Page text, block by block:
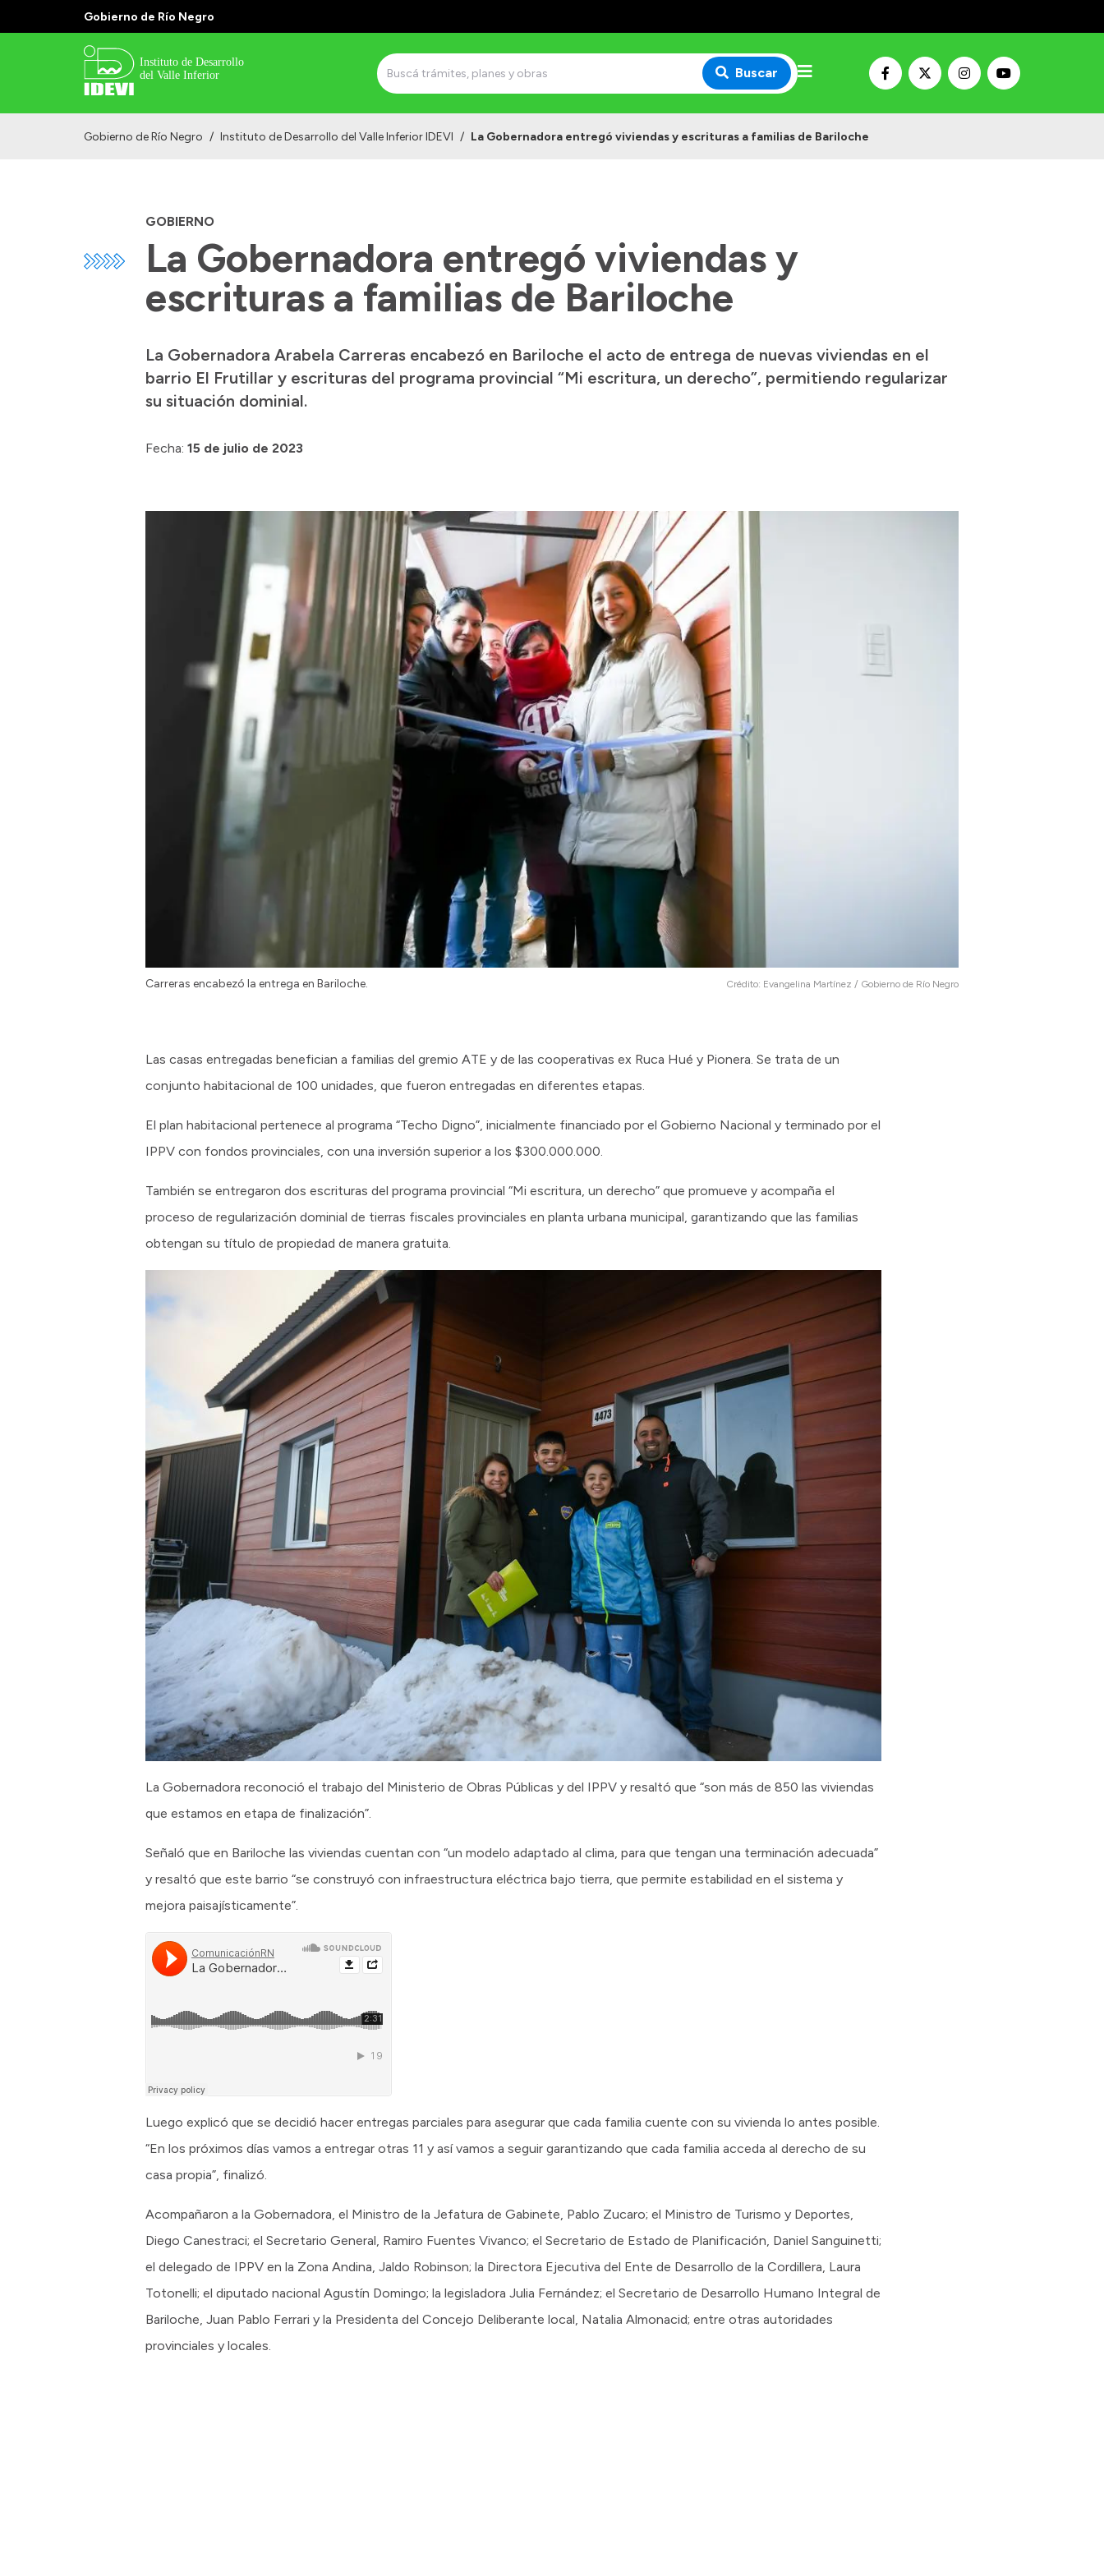
Gobierno de Río Negro
Buscar
Gobierno de Río Negro / Instituto de Desarrollo del Valle Inferior IDEVI / La Gobernadora entregó viviendas y escrituras a familias de Bariloche
GOBIERNO
La Gobernadora entregó viviendas y
escrituras a familias de Bariloche
La Gobernadora Arabela Carreras encabezó en Bariloche el acto de entrega de nuevas viviendas en el
barrio El Frutillar y escrituras del programa provincial “Mi escritura, un derecho”, permitiendo regularizar
su situación dominial.
Fecha: 15 de julio de 2023
Carreras encabezó la entrega en Bariloche. Crédito: Evangelina Martínez / Gobierno de Río Negro
Las casas entregadas benefician a familias del gremio ATE y de las cooperativas ex Ruca Hué y Pionera. Se trata de un
conjunto habitacional de 100 unidades, que fueron entregadas en diferentes etapas.
El plan habitacional pertenece al programa “Techo Digno”, inicialmente financiado por el Gobierno Nacional y terminado por el
IPPV con fondos provinciales, con una inversión superior a los $300.000.000.
También se entregaron dos escrituras del programa provincial “Mi escritura, un derecho” que promueve y acompaña el
proceso de regularización dominial de tierras fiscales provinciales en planta urbana municipal, garantizando que las familias
obtengan su título de propiedad de manera gratuita.
La Gobernadora reconoció el trabajo del Ministerio de Obras Públicas y del IPPV y resaltó que “son más de 850 las viviendas
que estamos en etapa de finalización”.
Señaló que en Bariloche las viviendas cuentan con “un modelo adaptado al clima, para que tengan una terminación adecuada”
y resaltó que este barrio “se construyó con infraestructura eléctrica bajo tierra, que permite estabilidad en el sistema y
mejora paisajísticamente”.
Luego explicó que se decidió hacer entregas parciales para asegurar que cada familia cuente con su vivienda lo antes posible.
“En los próximos días vamos a entregar otras 11 y así vamos a seguir garantizando que cada familia acceda al derecho de su
casa propia”, finalizó.
Acompañaron a la Gobernadora, el Ministro de la Jefatura de Gabinete, Pablo Zucaro; el Ministro de Turismo y Deportes,
Diego Canestraci; el Secretario General, Ramiro Fuentes Vivanco; el Secretario de Estado de Planificación, Daniel Sanguinetti;
el delegado de IPPV en la Zona Andina, Jaldo Robinson; la Directora Ejecutiva del Ente de Desarrollo de la Cordillera, Laura
Totonelli; el diputado nacional Agustín Domingo; la legisladora Julia Fernández; el Secretario de Desarrollo Humano Integral de
Bariloche, Juan Pablo Ferrari y la Presidenta del Concejo Deliberante local, Natalia Almonacid; entre otras autoridades
provinciales y locales.